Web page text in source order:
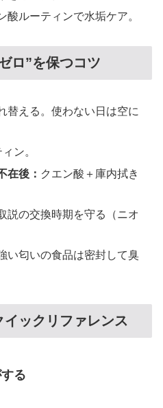
酸ルーティンで水垢ケア。
ロ”を保つコツ
替える。使わない日は空に
ン。
在後： クエン酸＋庫内拭き
説の交換時期を守る（ニオ
い匂いの食品は密封して臭
イックリファレンス
る